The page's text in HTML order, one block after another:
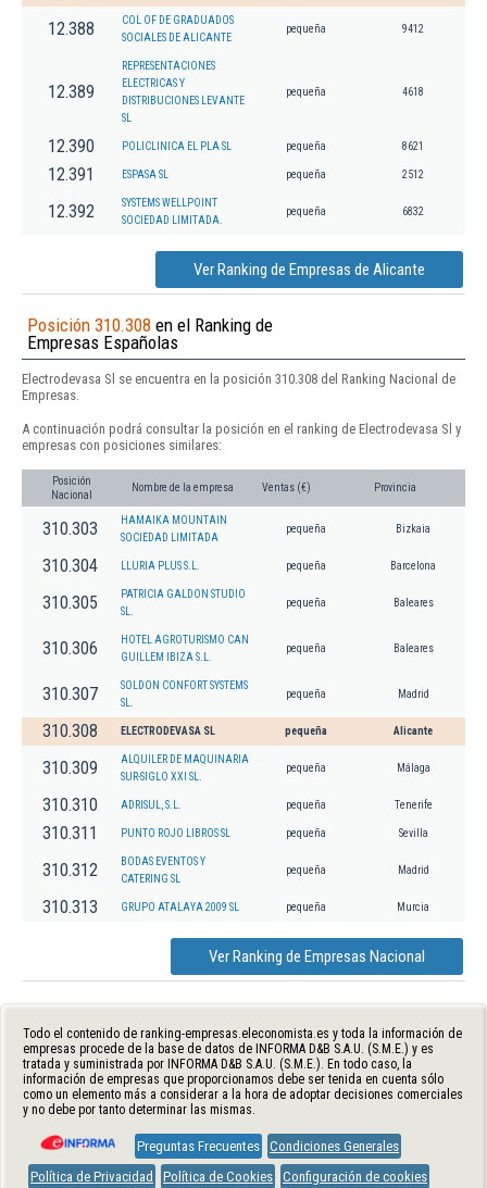
12.388
COL OF DE GRADUADOS
SOCIALES DE ALICANTE
pequeña 9412
12.389
REPRESENTACIONES
ELECTRICAS Y
DISTRIBUCIONES LEVANTE
SL
pequeña 4618
12.390 POLICLINICA EL PLA SL pequeña 8621
12.391 ESPASA SL pequeña 2512
12.392
SYSTEMS WELLPOINT
SOCIEDAD LIMITADA.
pequeña 6832
Ver Ranking de Empresas de Alicante
Posición 310.308 en el Ranking de
Empresas Españolas
Electrodevasa Sl se encuentra en la posición 310.308 del Ranking Nacional de
Empresas.
A continuación podrá consultar la posición en el ranking de Electrodevasa Sl y
empresas con posiciones similares:
Posición
Nacional
Nombre de la empresa Ventas (€) Provincia
310.303
HAMAIKA MOUNTAIN
SOCIEDAD LIMITADA
pequeña Bizkaia
310.304 LLURIA PLUS S.L. pequeña Barcelona
310.305
PATRICIA GALDON STUDIO
SL.
pequeña Baleares
310.306
HOTEL AGROTURISMO CAN
GUILLEM IBIZA S.L.
pequeña Baleares
310.307
SOLDON CONFORT SYSTEMS
SL.
pequeña Madrid
310.308 ELECTRODEVASA SL pequeña Alicante
310.309
ALQUILER DE MAQUINARIA
SUR-SIGLO XXI SL.
pequeña Málaga
310.310 ADRISUL, S.L. pequeña Tenerife
310.311 PUNTO ROJO LIBROS SL pequeña Sevilla
310.312
BODAS EVENTOS Y
CATERING SL
pequeña Madrid
310.313 GRUPO ATALAYA 2009 SL pequeña Murcia
Ver Ranking de Empresas Nacional
Todo el contenido de ranking-empresas.eleconomista.es y toda la información de
empresas procede de la base de datos de INFORMA D&B S.A.U. (S.M.E.) y es
tratada y suministrada por INFORMA D&B S.A.U. (S.M.E.). En todo caso, la
información de empresas que proporcionamos debe ser tenida en cuenta sólo
como un elemento más a considerar a la hora de adoptar decisiones comerciales
y no debe por tanto determinar las mismas.
Preguntas Frecuentes Condiciones Generales
Política de Privacidad
Política de Cookies Configuración de cookies